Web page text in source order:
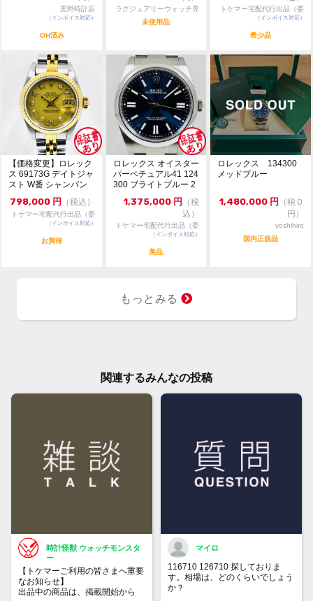
・現金払い（銀行振込）のみ受付可能。
・通信販売限定の為、実物確認や他店へのお取寄せは出
・お問合せは『出品者へ質問する』タブよりお願い致し
・お値引き不可の最終価格です。11月4日までに売れな
い場合は出品を取下げます。
・一般のお客様からの委託品でございます。質問は依頼
者様に確認後にご返答致します。
・ご返答までに少々お時間が掛かりますので予めご了承
ください。
・トケマー管理部門は土日祝日は休業しております。ご
返答等は平日の営業時間内に行います。
黒野時計店
（インボイス対応）
OH済み
ラグジュアリーウォッチ専
門店：R/M
未使用品
トケマー宅配代行出品（委
託販売）
（インボイス対応）
希少品
【価格変更】ロレック
ス 69173G デイトジャ
スト W番 シャンパン
798,000 円 （税込）
トケマー宅配代行出品（委
託販売）
（インボイス対応）
お買得
ロレックス オイスター
パーペチュアル41 124
300 ブライトブルー 2
1,375,000 円 （税
込）
トケマー宅配代行出品（委
託販売）
（インボイス対応）
美品
ロレックス 134300
メッドブルー
1,480,000 円 （税０
円）
yoshihiro
国内正規品
もっとみる
関連するみんなの投稿
時計怪獣 ウォッチモンスタ
ー
【トケマーご利用の皆さまへ重要
なお知らせ】
出品中の商品は、掲載開始から
マイロ
116710 126710 探しておりま
す。相場は、どのくらいでしょう
か？